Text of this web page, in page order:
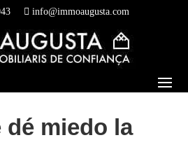
info@immoaugusta.com
dé miedo la